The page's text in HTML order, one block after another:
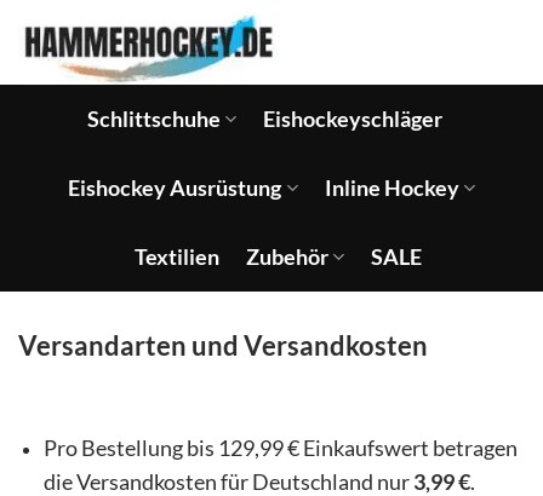
Inhalt
springen
Schlittschuhe Eishockeyschläger
Eishockey Ausrüstung Inline Hockey
Textilien Zubehör SALE
Versandarten und Versandkosten
Pro Bestellung bis 129,99 € Einkaufswert betragen
die Versandkosten für Deutschland nur3,99 €.